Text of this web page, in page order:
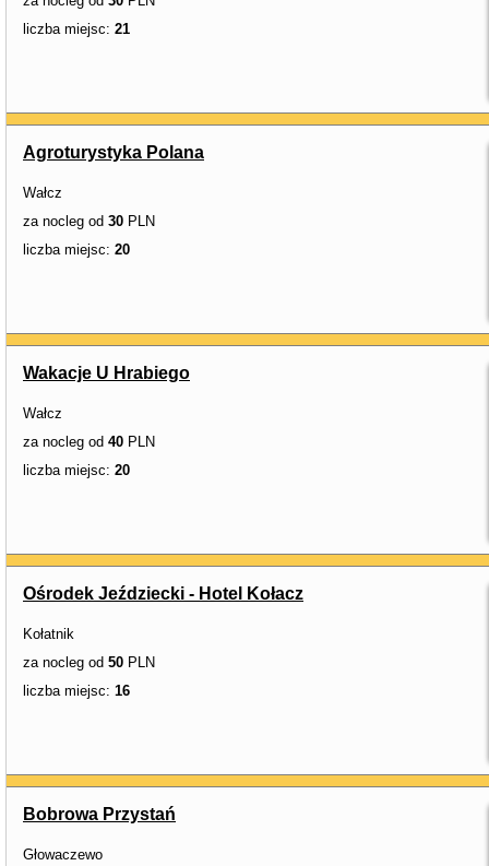
liczba miejsc: 21
Agroturystyka Polana
Wałcz
za nocleg od 30 PLN
liczba miejsc: 20
Wakacje U Hrabiego
Wałcz
za nocleg od 40 PLN
liczba miejsc: 20
Ośrodek Jeździecki - Hotel Kołacz
Kołatnik
za nocleg od 50 PLN
liczba miejsc: 16
Bobrowa Przystań
Głowaczewo